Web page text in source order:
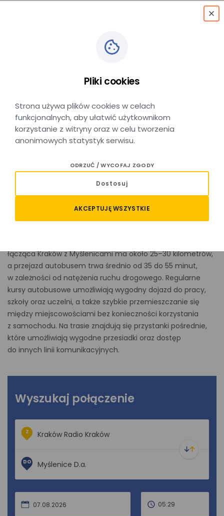
Kraków Radio Kraków
Relacja Kraków Radio Kraków –
Myślenice D.A. – sprawdź
połączenia i rozkład jazdy
Planujesz podróż autobusem na trasie Kraków Radio Kraków
łącząca Kraków z Myślenicami ma około 25–30 kilometrów,
a przejazd autobusem trwa średnio od 35 do 55 minut,
w zależności od natężenia ruchu drogowego. Regularne
kursy autobusowe umożliwiają wygodny dojazd do pracy,
szkoły oraz uczelni, a także szybkie przemieszczanie się
między miejscowościami bez konieczności korzystania
z samochodu. Na trasie znajdują się przystanki pośrednie,
które umożliwiają wygodne przesiadki oraz dostęp
do innych linii komunikacyjnych.
Wyszukaj połączenie
Z
DO
07.08.2026 05:29
Pliki cookies
Strona używa plików cookies w celach
funkcjonalnych, aby ułatwić użytkownikom
korzystanie z witryny oraz w celu tworzenia
anonimowych statystyk serwisu.
ODRZUĆ / WYCOFAJ ZGODY
Dostosuj
AKCEPTUJĘ WSZYSTKIE